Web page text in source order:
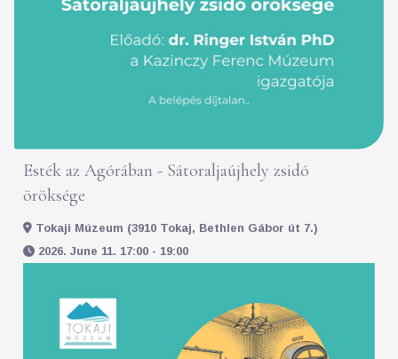
Esték az Agórában - Sátoraljaújhely zsidó
öröksége
Tokaji Múzeum (3910 Tokaj, Bethlen Gábor út 7.)
2026. June 11. 17:00 - 19:00